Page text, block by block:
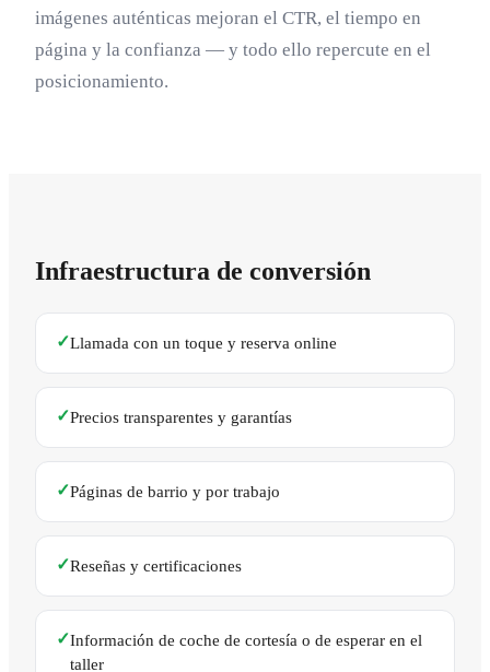
imágenes auténticas mejoran el CTR, el tiempo en
página y la confianza — y todo ello repercute en el
posicionamiento.
Infraestructura de conversión
✓Llamada con un toque y reserva online
✓Precios transparentes y garantías
✓Páginas de barrio y por trabajo
✓Reseñas y certificaciones
✓Información de coche de cortesía o de esperar en el
taller